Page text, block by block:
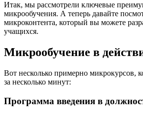
Итак, мы рассмотрели ключевые
микрообучения. А теперь давайте
микроконтента, который вы можете
учащихся.
Микрообучение в
Вот несколько примерно микрокурсов,
за несколько минут:
Программа введения в